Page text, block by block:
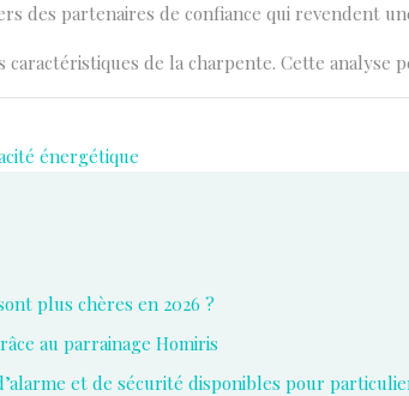
des partenaires de confiance qui revendent
caractéristiques de la charpente. Cette
énergétique
plus chères en 2026 ?
au parrainage Homiris
et de sécurité disponibles pour